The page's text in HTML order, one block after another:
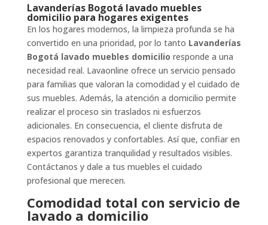
Lavanderías Bogotá lavado muebles
domicilio para hogares exigentes
En los hogares modernos, la limpieza profunda se ha
convertido en una prioridad, por lo tanto Lavanderías
Bogotá lavado muebles domicilio responde a una
necesidad real. Lavaonline ofrece un servicio pensado
para familias que valoran la comodidad y el cuidado de
sus muebles. Además, la atención a domicilio permite
realizar el proceso sin traslados ni esfuerzos
adicionales. En consecuencia, el cliente disfruta de
espacios renovados y confortables. Así que, confiar en
expertos garantiza tranquilidad y resultados visibles.
Contáctanos y dale a tus muebles el cuidado
profesional que merecen.
Comodidad total con servicio de
lavado a domicilio